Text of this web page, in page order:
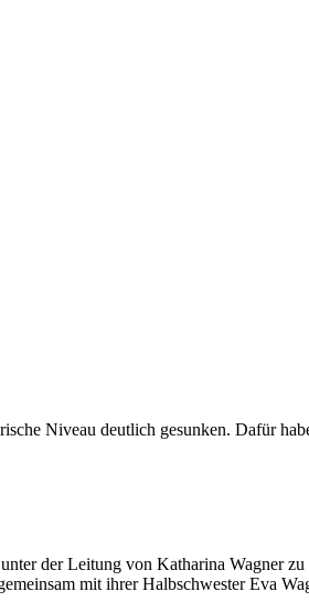
Ni­veau deut­lich ge­sun­ken. Da­für
der Lei­tung von Ka­tha­ri­na Wag­ner
mit ih­rer Halb­schwes­ter Eva